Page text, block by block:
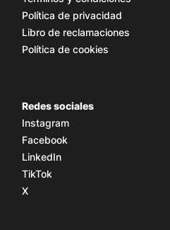
Política de privacidad
Libro de reclamaciones
Política de cookies
Redes sociales
Instagram
Facebook
LinkedIn
TikTok
X